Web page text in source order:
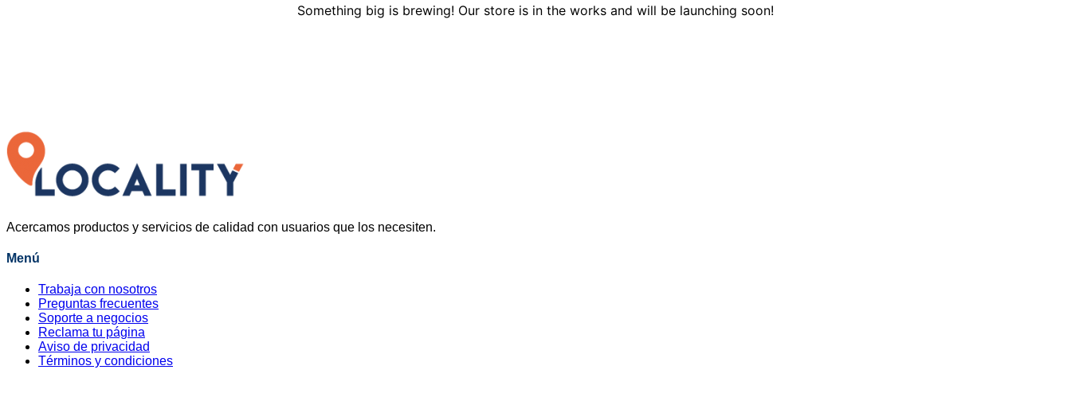
Something big is brewing! Our store is in the works and will be launching soon!
Acercamos productos y servicios de calidad con usuarios que los necesiten.
Menú
Trabaja con nosotros
Preguntas frecuentes
Soporte a negocios
Reclama tu página
Aviso de privacidad
Términos y condiciones